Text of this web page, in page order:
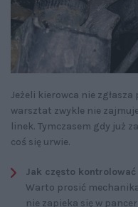
Jeżeli kierowca nie
warsztat zwykle nie
linek. Tymczasem gdy już
coś się urwie.
Jak często kontrolować
Warto prosić
nie zapieka się w